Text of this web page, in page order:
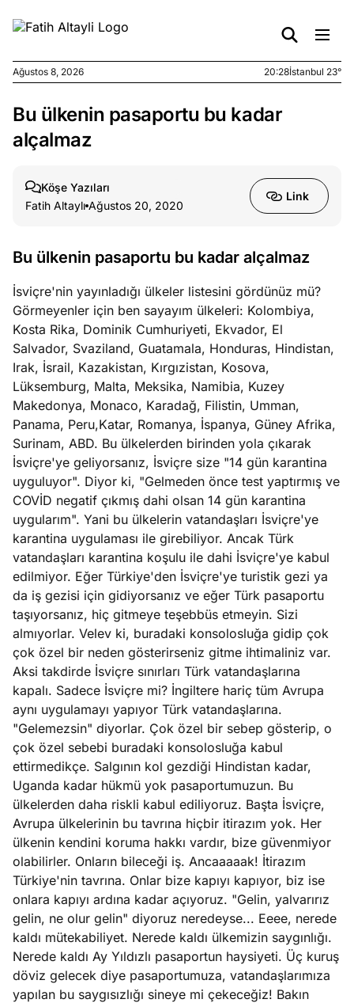
Ağustos
7, 2026
kirli
kimler
Ağustos
yasalar
Ağustos
5, 2026
stok
caiz
Köşe
Yazıları
Spor
Yazıları
Yazıları
Ağustos 8, 2026 20:28İstanbul 23°
Bu ülkenin pasaportu bu kadar
alçalmaz
Köşe Yazıları
Fatih Altaylı Ağustos 20, 2020
Link
Bu ülkenin pasaportu bu kadar alçalmaz
İsviçre'nin yayınladığı ülkeler listesini gördünüz mü?
Görmeyenler için ben sayayım ülkeleri: Kolombiya,
Kosta Rika, Dominik Cumhuriyeti, Ekvador, El
Salvador, Svaziland, Guatamala, Honduras, Hindistan,
Irak, İsrail, Kazakistan, Kırgızistan, Kosova,
Lüksemburg, Malta, Meksika, Namibia, Kuzey
Makedonya, Monaco, Karadağ, Filistin, Umman,
Panama, Peru,Katar, Romanya, İspanya, Güney Afrika,
Surinam, ABD. Bu ülkelerden birinden yola çıkarak
İsviçre'ye geliyorsanız, İsviçre size "14 gün karantina
uyguluyor". Diyor ki, "Gelmeden önce test yaptırmış ve
COVİD negatif çıkmış dahi olsan 14 gün karantina
uygularım". Yani bu ülkelerin vatandaşları İsviçre'ye
karantina uygulaması ile girebiliyor. Ancak Türk
vatandaşları karantina koşulu ile dahi İsviçre'ye kabul
edilmiyor. Eğer Türkiye'den İsviçre'ye turistik gezi ya
da iş gezisi için gidiyorsanız ve eğer Türk pasaportu
taşıyorsanız, hiç gitmeye teşebbüs etmeyin. Sizi
almıyorlar. Velev ki, buradaki konsolosluğa gidip çok
çok özel bir neden gösterirseniz gitme ihtimaliniz var.
Aksi takdirde İsviçre sınırları Türk vatandaşlarına
kapalı. Sadece İsviçre mi? İngiltere hariç tüm Avrupa
aynı uygulamayı yapıyor Türk vatandaşlarına.
"Gelemezsin" diyorlar. Çok özel bir sebep gösterip, o
çok özel sebebi buradaki konsolosluğa kabul
ettirmedikçe. Salgının kol gezdiği Hindistan kadar,
Uganda kadar hükmü yok pasaportumuzun. Bu
ülkelerden daha riskli kabul ediliyoruz. Başta İsviçre,
Avrupa ülkelerinin bu tavrına hiçbir itirazım yok. Her
ülkenin kendini koruma hakkı vardır, bize güvenmiyor
olabilirler. Onların bileceği iş. Ancaaaaak! İtirazım
Türkiye'nin tavrına. Onlar bize kapıyı kapıyor, biz ise
onlara kapıyı ardına kadar açıyoruz. "Gelin, yalvarırız
gelin, ne olur gelin" diyoruz neredeyse... Eeee, nerede
kaldı mütekabiliyet. Nerede kaldı ülkemizin saygınlığı.
Nerede kaldı Ay Yıldızlı pasaportun haysiyeti. Üç kuruş
döviz gelecek diye pasaportumuza, vatandaşlarımıza
yapılan bu saygısızlığı sineye mi çekeceğiz! Bakın